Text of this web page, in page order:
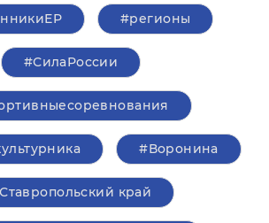
#регионы
#СилаРоссии
#Воронина
край